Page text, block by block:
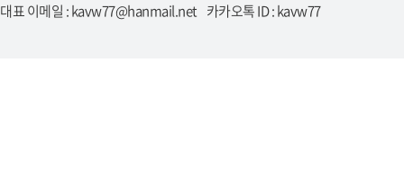
대표 이메일 : kavw77@hanmail.net 카카오톡 ID : kavw77